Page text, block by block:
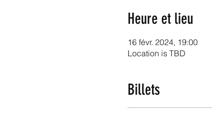
Heure et lieu
16 févr. 2024, 19:00
Location is TBD
Billets